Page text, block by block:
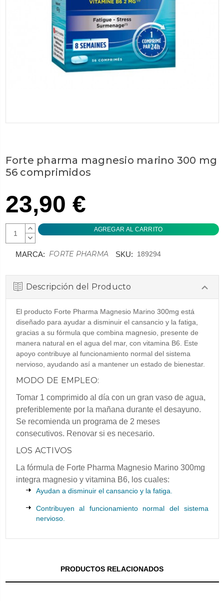
Forte pharma magnesio marino 300 mg
56 comprimidos
23,90 €
AUMENTAR
CANTIDAD:
DISMINUIR
MARCA: FORTE PHARMA SKU: 189294
Descripción del Producto
El producto Forte Pharma Magnesio Marino 300mg está
diseñado para ayudar a disminuir el cansancio y la fatiga,
gracias a su fórmula que combina magnesio, presente de
manera natural en el agua del mar, con vitamina B6. Este
apoyo contribuye al funcionamiento normal del sistema
nervioso, ayudando así a mantener un estado de bienestar.
MODO DE EMPLEO:
Tomar 1 comprimido al día con un gran vaso de agua,
preferiblemente por la mañana durante el desayuno.
Se recomienda un programa de 2 meses
consecutivos. Renovar si es necesario.
LOS ACTIVOS
La fórmula de Forte Pharma Magnesio Marino 300mg
integra magnesio y vitamina B6, los cuales:
Ayudan a disminuir el cansancio y la fatiga.
Contribuyen al funcionamiento normal del sistema
nervioso.
PRODUCTOS RELACIONADOS